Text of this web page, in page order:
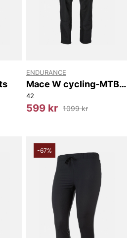
ENDURANCE
Mace W cycling-MTB
zip off Pants
42
599 kr 1099 kr
-67%